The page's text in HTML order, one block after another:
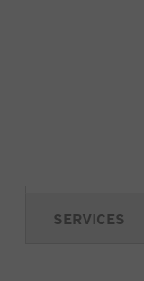
SERVICES